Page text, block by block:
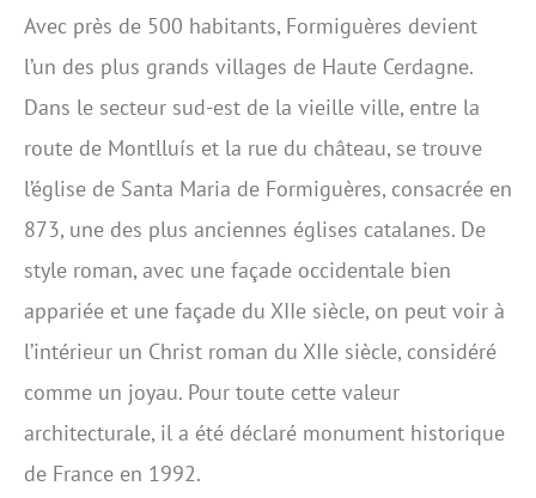
Avec près de 500 habitants, Formiguères devient
l’un des plus grands villages de Haute Cerdagne.
Dans le secteur sud-est de la vieille ville, entre la
route de Montlluís et la rue du château, se trouve
l’église de Santa Maria de Formiguères, consacrée en
873, une des plus anciennes églises catalanes. De
style roman, avec une façade occidentale bien
appariée et une façade du XIIe siècle, on peut voir à
l’intérieur un Christ roman du XIIe siècle, considéré
comme un joyau. Pour toute cette valeur
architecturale, il a été déclaré monument historique
de France en 1992.